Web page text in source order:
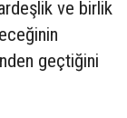
ve birlik
geçtiğini